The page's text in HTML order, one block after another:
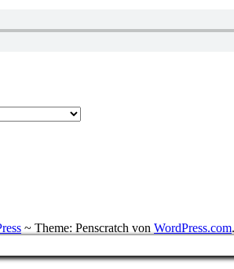
~ Theme: Penscratch von WordPress.com.